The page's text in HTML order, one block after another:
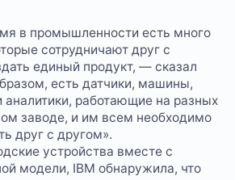
в промышленности есть много
сотрудничают друг с
единый продукт, — сказал
есть датчики, машины,
работающие на разных
заводе, и им всем необходимо
друг с другом».
устройства вместе с
модели, IBM обнаружила, что